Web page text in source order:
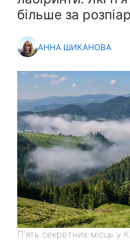
більше за
АННА ШИКАНОВА
П'ять секретних місць у